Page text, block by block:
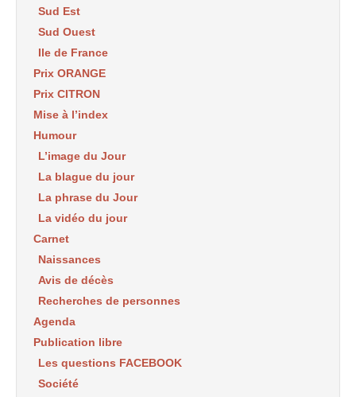
Sud Est
Sud Ouest
Ile de France
Prix ORANGE
Prix CITRON
Mise à l’index
Humour
L’image du Jour
La blague du jour
La phrase du Jour
La vidéo du jour
Carnet
Naissances
Avis de décès
Recherches de personnes
Agenda
Publication libre
Les questions FACEBOOK
Société